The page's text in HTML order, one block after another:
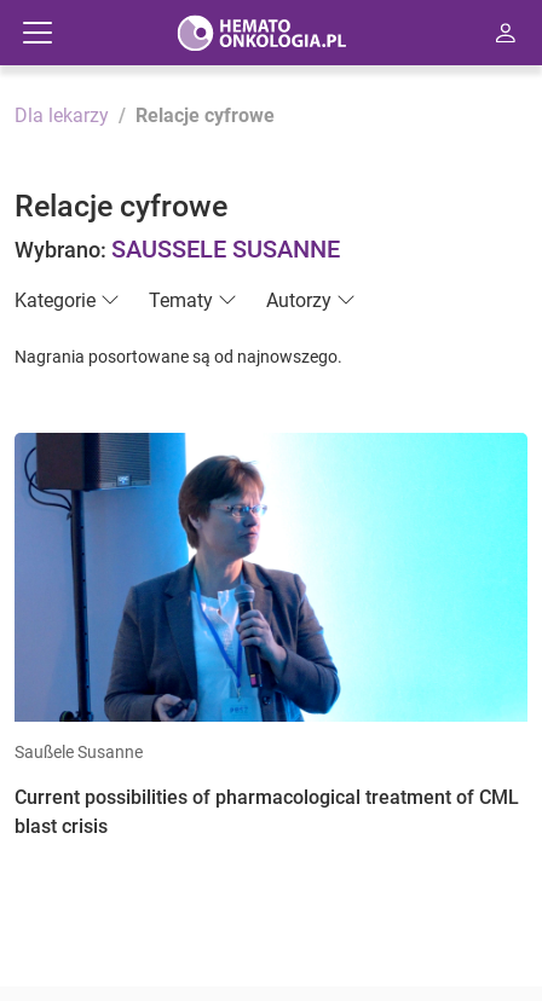
Dla lekarzy Relacje cyfrowe
Relacje cyfrowe
Wybrano: SAUSSELE SUSANNE
Kategorie Tematy Autorzy
Nagrania posortowane są od najnowszego.
Saußele Susanne
Current possibilities of pharmacological treatment of CML
blast crisis